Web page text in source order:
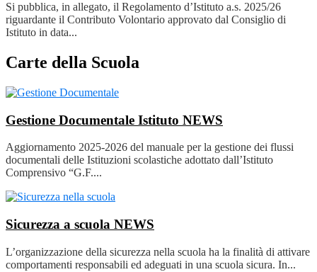
Si pubblica, in allegato, il Regolamento d’Istituto a.s. 2025/26
riguardante il Contributo Volontario approvato dal Consiglio di
Istituto in data...
Carte della Scuola
Gestione Documentale Istituto NEWS
Aggiornamento 2025-2026 del manuale per la gestione dei flussi
documentali delle Istituzioni scolastiche adottato dall’Istituto
Comprensivo “G.F....
Sicurezza a scuola NEWS
L’organizzazione della sicurezza nella scuola ha la finalità di attivare
comportamenti responsabili ed adeguati in una scuola sicura. In...